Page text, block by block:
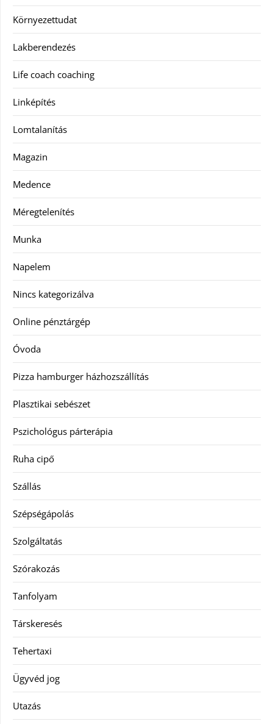
Környezettudat
Lakberendezés
Life coach coaching
Linképítés
Lomtalanítás
Magazin
Medence
Méregtelenítés
Munka
Napelem
Nincs kategorizálva
Online pénztárgép
Óvoda
Pizza hamburger házhozszállítás
Plasztikai sebészet
Pszichológus párterápia
Ruha cipő
Szállás
Szépségápolás
Szolgáltatás
Szórakozás
Tanfolyam
Társkeresés
Tehertaxi
Ügyvéd jog
Utazás